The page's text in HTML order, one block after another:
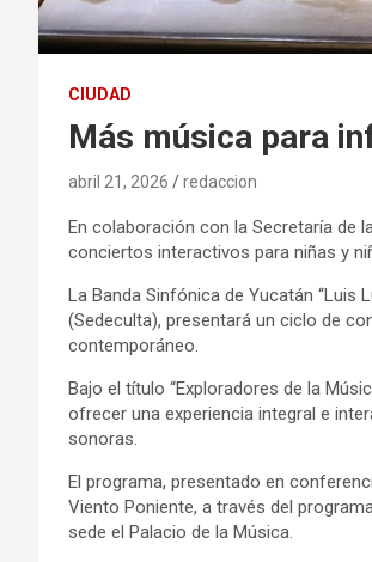
CIUDAD
Más música para
abril 21, 2026 redaccion
En colaboración con la Secretaría de
conciertos interactivos para niñas y
La Banda Sinfónica de Yucatán “Luis
(Sedeculta), presentará un ciclo de
contemporáneo.
Bajo el título “Exploradores de la
ofrecer una experiencia integral e
sonoras.
El programa, presentado en
Viento Poniente, a través del
sede el Palacio de la Música.